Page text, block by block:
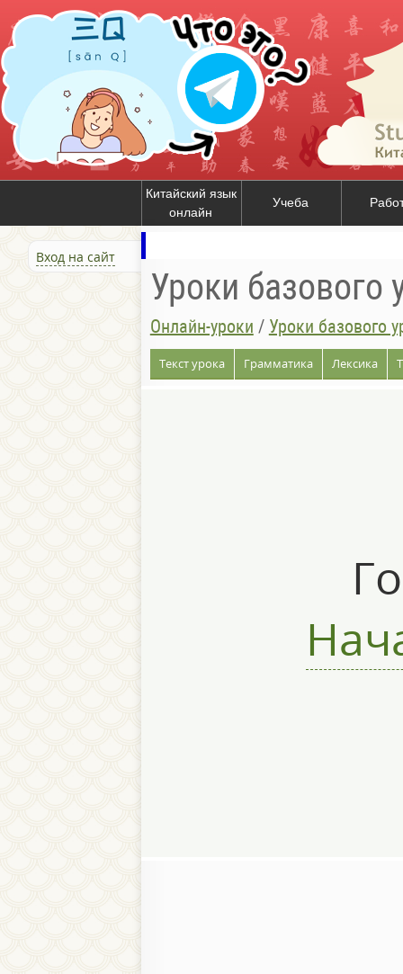
Китайский язык
онлайн
Учеба
Вход на сайт
Уроки базового
Онлайн-уроки / Уроки базового
Текст урока Грамматика Лексика